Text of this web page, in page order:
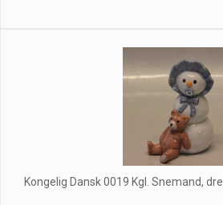
Kongelig Dansk 0019 Kgl. Snemand,